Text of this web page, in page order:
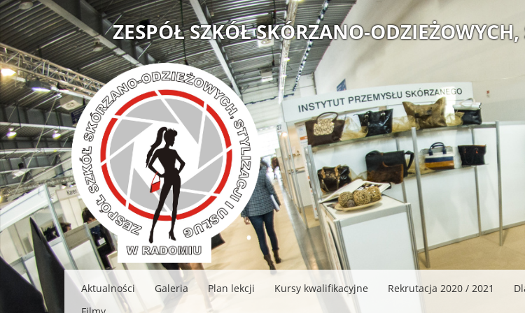
ZESPÓŁ SZKÓŁ SKÓRZANO-
Aktualności Galeria Plan lekcji Kursy kwalifikacyjne Rekrutacja 2020 / 2021